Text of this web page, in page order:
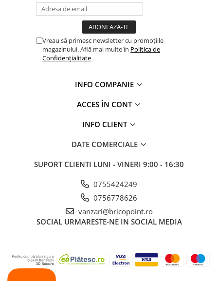
Accesorii Montaj
Finisaje Giorgio Graesan
Ventilație, Climatizare
Accesorii Ventilație
Vreau să primesc newsletter cu promoțiile
magazinului. Află mai multe în Politica de
Confidențialitate
INFO COMPANIE
ACCES ÎN CONT
INFO CLIENT
DATE COMERCIALE
SUPORT CLIENTI LUNI - VINERI 9:00 - 16:30
0755424249
0756778626
vanzari@bricopoint.ro
SOCIAL URMARESTE-NE IN SOCIAL MEDIA